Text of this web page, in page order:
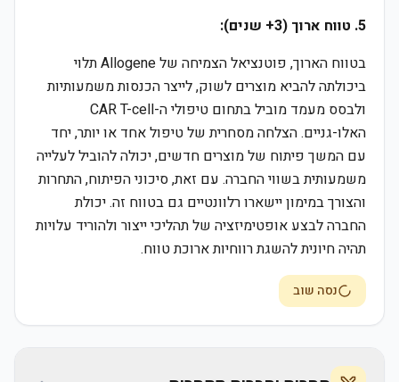
5. טווח ארוך (3+ שנים):
בטווח הארוך, פוטנציאל הצמיחה של Allogene תלוי
ביכולתה להביא מוצרים לשוק, לייצר הכנסות משמעותיות
ולבסס מעמד מוביל בתחום טיפולי ה-CAR T-cell
האלו-גניים. הצלחה מסחרית של טיפול אחד או יותר, יחד
עם המשך פיתוח של מוצרים חדשים, יכולה להוביל לעלייה
משמעותית בשווי החברה. עם זאת, סיכוני הפיתוח, התחרות
והצורך במימון יישארו רלוונטיים גם בטווח זה. יכולת
החברה לבצע אופטימיזציה של תהליכי ייצור ולהוריד עלויות
תהיה חיונית להשגת רווחיות ארוכת טווח.
נסה שוב